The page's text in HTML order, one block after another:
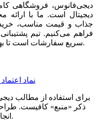
دیجی‌فانوس، فروشگاهی
دیجیتال است. ما با ارائه
جذاب و قیمت مناسب،
فراهم می‌کنیم. تیم
سریع سفارشات است تا بهترین تجربه خرید آنلاین را داشته باشید.
برای استفاده از مطالب
ذکر «منبع» کافیست.
انجام شده است.